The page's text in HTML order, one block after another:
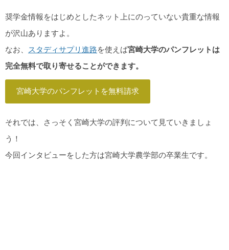
奨学金情報をはじめとしたネット上にのっていない貴重な情報
が沢山ありますよ。
なお、
スタディサプリ進路を使えば宮崎大学のパンフレットは
完全無料で取り寄せることができます。
宮崎大学のパンフレットを無料請求
それでは、さっそく宮崎大学の評判について見ていきましょ
う！
今回インタビューをした方は宮崎大学農学部の卒業生です。